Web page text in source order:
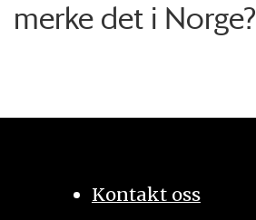
merke det i Norge?
Kontakt oss